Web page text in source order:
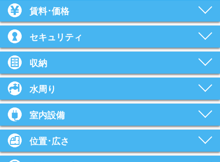
賃料･価格
セキュリティ
収納
水周り
室内設備
位置･広さ